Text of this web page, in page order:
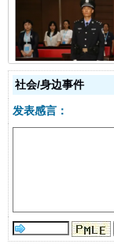
受贿1.44
社会/身边事件
发表感言：